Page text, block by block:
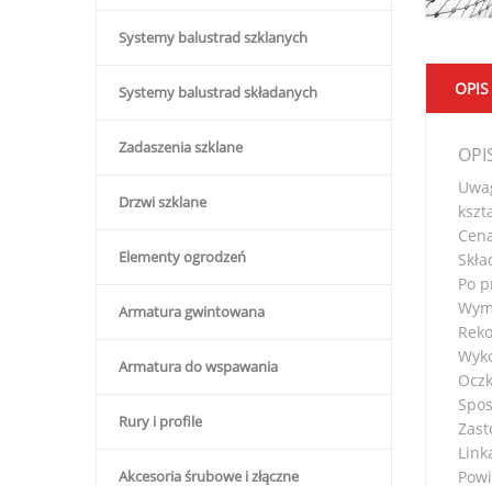
Systemy balustrad szklanych
Systemy balustrad składanych
Zadaszenia szklane
Drzwi szklane
Elementy ogrodzeń
Armatura gwintowana
Armatura do wspawania
Rury i profile
Akcesoria śrubowe i złączne
OPIS
Po